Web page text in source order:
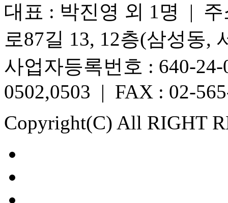
대표 : 박진영 외 1명 |
로87길 13, 12층(삼성동,
사업자등록번호 : 640-
0502,0503 | FAX : 02-
Copyright(C) All RIGHT